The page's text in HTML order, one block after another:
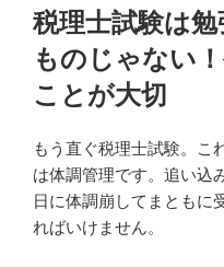
稿
日:
税理士試験は
ものじゃない
ことが大切
もう直ぐ税理士試験。こ
は体調管理です。追い込
日に体調崩してまともに
ればいけません。